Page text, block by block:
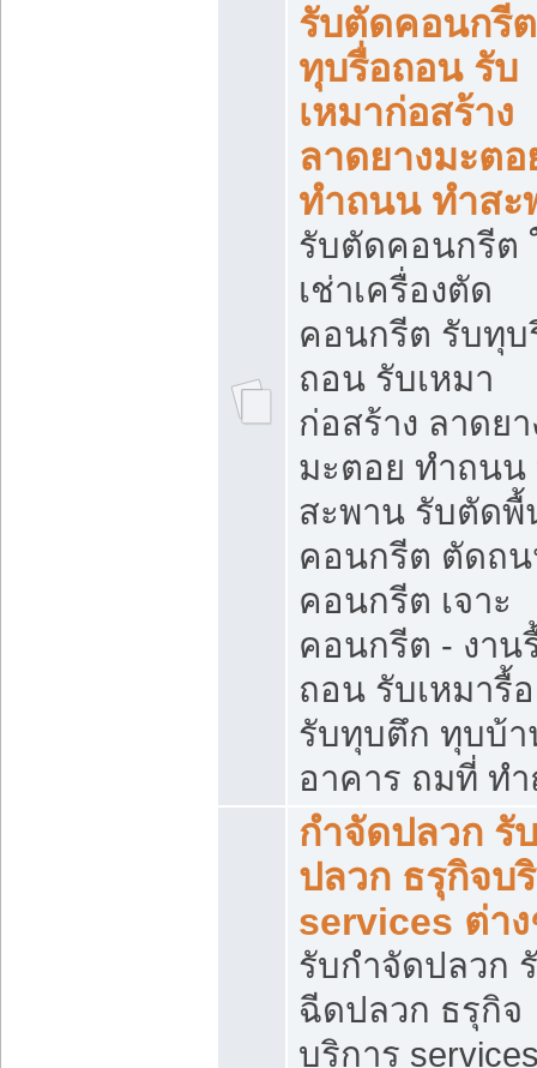
รับตัดคอนกรี
ทุบรื่อถอน รับ
เหมาก่อสร้าง
ลาดยางมะตอ
ทำถนน ทำสะ
รับตัดคอนกรีต
เช่าเครื่องตัด
คอนกรีต รับทุบ
ถอน รับเหมา
ก่อสร้าง ลาดยา
มะตอย ทำถนน
สะพาน รับตัดพื้
คอนกรีต ตัดถ
คอนกรีต เจาะ
คอนกรีต - งาน
ถอน รับเหมารื้
รับทุบตึก ทุบบ้า
อาคาร ถมที่ ท
กำจัดปลวก รั
ปลวก ธรุกิจบ
services ต่าง
รับกำจัดปลวก
ฉีดปลวก ธรุกิจ
บริการ